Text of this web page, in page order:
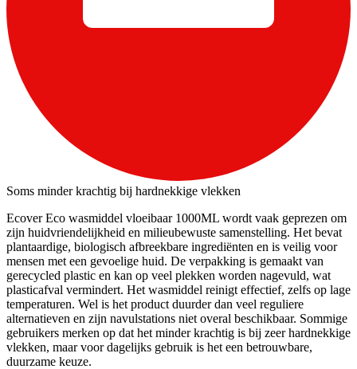
Soms minder krachtig bij hardnekkige vlekken
Ecover Eco wasmiddel vloeibaar 1000ML wordt vaak geprezen om
zijn huidvriendelijkheid en milieubewuste samenstelling. Het bevat
plantaardige, biologisch afbreekbare ingrediënten en is veilig voor
mensen met een gevoelige huid. De verpakking is gemaakt van
gerecycled plastic en kan op veel plekken worden nagevuld, wat
plasticafval vermindert. Het wasmiddel reinigt effectief, zelfs op lage
temperaturen. Wel is het product duurder dan veel reguliere
alternatieven en zijn navulstations niet overal beschikbaar. Sommige
gebruikers merken op dat het minder krachtig is bij zeer hardnekkige
vlekken, maar voor dagelijks gebruik is het een betrouwbare,
duurzame keuze.